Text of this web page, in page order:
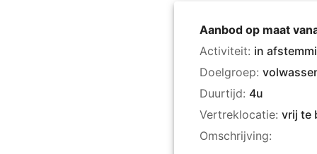
Aanbod op maat
Activiteit: in
Doelgroep:
Duurtijd: 4u
Vertreklocatie: vrij te
Omschrijving: